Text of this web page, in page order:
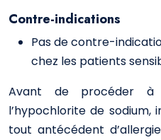
Contre-indications
Pas de contre-
chez les patients
Avant de procéder à
l’hypochlorite de
tout antécédent